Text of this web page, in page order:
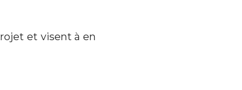
et visent à en